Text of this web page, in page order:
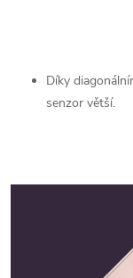
Díky
senzor větší.